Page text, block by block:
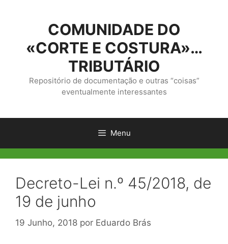
conteúdo
COMUNIDADE DO
«CORTE E COSTURA»…
TRIBUTÁRIO
Repositório de documentação e outras “coisas”
eventualmente interessantes
Menu
Decreto-Lei n.º 45/2018, de
19 de junho
19 Junho, 2018 por Eduardo Brás